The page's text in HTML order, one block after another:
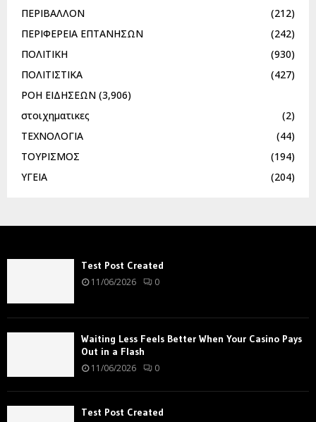
ΠΕΡΙΒΑΛΛΟΝ
(212)
ΠΕΡΙΦΕΡΕΙΑ ΕΠΤΑΝΗΣΩΝ
(242)
ΠΟΛΙΤΙΚΗ
(930)
ΠΟΛΙΤΙΣΤΙΚΑ
(427)
ΡΟΗ ΕΙΔΗΣΕΩΝ (3,906)
στοιχηματικες
(2)
ΤΕΧΝΟΛΟΓΙΑ
(44)
ΤΟΥΡΙΣΜΟΣ
(194)
ΥΓΕΙΑ
(204)
Test Post Created
11/06/2026 0
Waiting Less Feels Better When Your Casino Pays
Out in a Flash
11/06/2026 0
Test Post Created